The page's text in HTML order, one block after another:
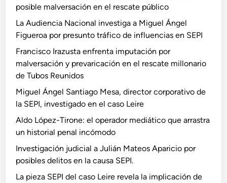
posible malversación en el rescate público
La Audiencia Nacional investiga a Miguel Ángel
Figueroa por presunto tráfico de influencias en SEPI
Francisco Irazusta enfrenta imputación por
malversación y prevaricación en el rescate millonario
de Tubos Reunidos
Miguel Ángel Santiago Mesa, director corporativo de
la SEPI, investigado en el caso Leire
Aldo López-Tirone: el operador mediático que arrastra
un historial penal incómodo
Investigación judicial a Julián Mateos Aparicio por
posibles delitos en la causa SEPI.
La pieza SEPI del caso Leire revela la implicación de